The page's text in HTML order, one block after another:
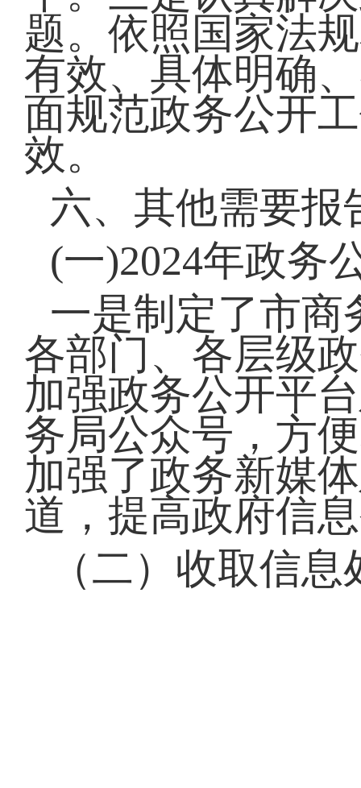
题。依照国家法
有效、具体明确
面规范政务公开
效。
六、其他需要报
(一)2024年政务
一是制定了市商
各部门、各层级
加强政务公开平
务局公众号，方
加强了政务新媒
道，提高政府信
（二）收取信